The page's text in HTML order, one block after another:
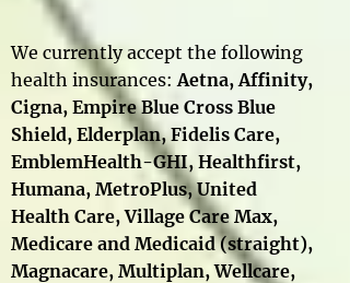
We currently accept the following
health insurances:Aetna, Affinity,
Cigna, Empire Blue Cross Blue
Shield, Elderplan,Fidelis Care,
EmblemHealth-GHI, Healthfirst,
Humana, MetroPlus, United
Health Care, Village Care Max,
Medicare and Medicaid(straight),
Magnacare, Multiplan,Wellcare,